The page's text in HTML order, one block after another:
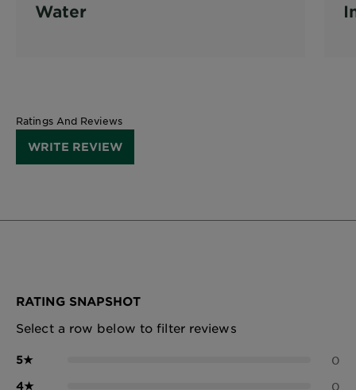
Water
Ratings And Reviews
WRITE REVIEW
RATING SNAPSHOT
Select a row below to filter reviews
5★ 0
4★ 0